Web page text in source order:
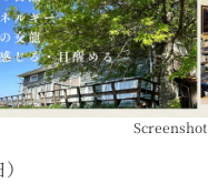
Screenshot